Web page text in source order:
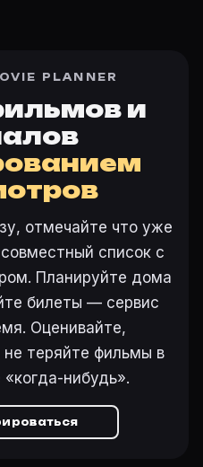
PLANNER
и
отмечайте что уже
список с
Планируйте дома
билеты — сервис
Оценивайте,
не теряйте фильмы в
нибудь».